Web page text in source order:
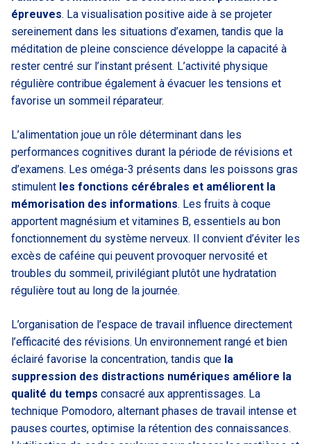
épreuves. La visualisation positive aide à se projeter
sereinement dans les situations d’examen, tandis que la
méditation de pleine conscience développe la capacité à
rester centré sur l’instant présent. L’activité physique
régulière contribue également à évacuer les tensions et
favorise un sommeil réparateur.
L’alimentation joue un rôle déterminant dans les
performances cognitives durant la période de révisions et
d’examens. Les oméga-3 présents dans les poissons gras
stimulent les fonctions cérébrales et améliorent la
mémorisation des informations. Les fruits à coque
apportent magnésium et vitamines B, essentiels au bon
fonctionnement du système nerveux. Il convient d’éviter les
excès de caféine qui peuvent provoquer nervosité et
troubles du sommeil, privilégiant plutôt une hydratation
régulière tout au long de la journée.
L’organisation de l’espace de travail influence directement
l’efficacité des révisions. Un environnement rangé et bien
éclairé favorise la concentration, tandis que la
suppression des distractions numériques améliore la
qualité du temps consacré aux apprentissages. La
technique Pomodoro, alternant phases de travail intense et
pauses courtes, optimise la rétention des connaissances.